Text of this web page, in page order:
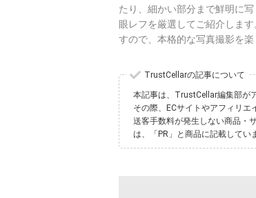
たり、細かい部分まで鮮明に
眼レフを厳選してご紹介しま
すので、本格的な写真撮影を
TrustCellarの記事について
本記事は、TrustCellar編集部が
その際、ECサイトやアフィリエ
送客手数料が発生しない商品・
は、「PR」と商品に記載してい